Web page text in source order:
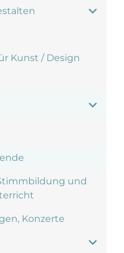
Kunst / Design
und
Konzerte